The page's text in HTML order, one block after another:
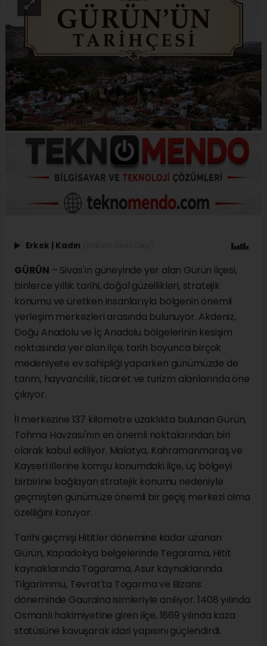
Erkek Kadın
GÜRÜN – Sivas'ın güneyinde yer alan Gürün ilçesi,
binlerce yıllık tarihi, doğal güzellikleri, stratejik
konumu ve üretken insanlarıyla bölgenin önemli
yerleşim merkezleri arasında bulunuyor. Akdeniz,
Doğu Anadolu ve İç Anadolu bölgelerinin kesişim
noktasında yer alan ilçe, tarih boyunca birçok
medeniyete ev sahipliği yaparken günümüzde de
tarım, hayvancılık, ticaret ve turizm alanlarında öne
çıkıyor.
İl merkezine 137 kilometre uzaklıkta bulunan Gürün,
Tohma Havzası'nın en önemli noktalarından biri
olarak kabul ediliyor. Malatya, Kahramanmaraş ve
Kayseri illerine komşu konumdaki ilçe, üç bölgeyi
birbirine bağlayan stratejik konumu nedeniyle
geçmişten günümüze önemli bir geçiş merkezi olma
özelliğini koruyor.
Tarihi geçmişi Hititler dönemine kadar uzanan
Gürün, Kapadokya belgelerinde Tegarama, Hitit
kaynaklarında Tagarama, Asur kaynaklarında
Tilgarimmu, Tevrat'ta Togarma ve Bizans
döneminde Gauraina isimleriyle anılıyor. 1408 yılında
Osmanlı hakimiyetine giren ilçe, 1869 yılında kaza
statüsüne kavuşarak idari yapısını güçlendirdi.